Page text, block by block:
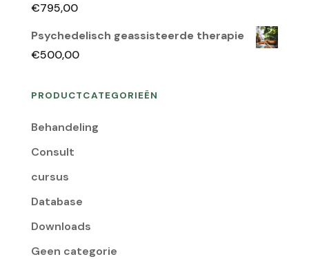
€795,00
Psychedelisch geassisteerde therapie
€500,00
PRODUCTCATEGORIEËN
Behandeling
Consult
cursus
Database
Downloads
Geen categorie